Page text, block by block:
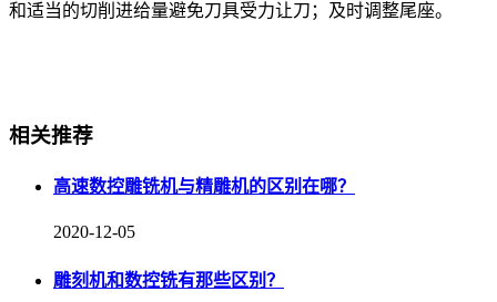
和适当的切削进给量避免刀具受力让刀；及时调整尾座。
相关推荐
高速数控雕铣机与精雕机的区别在哪？
2020-12-05
雕刻机和数控铣有那些区别？